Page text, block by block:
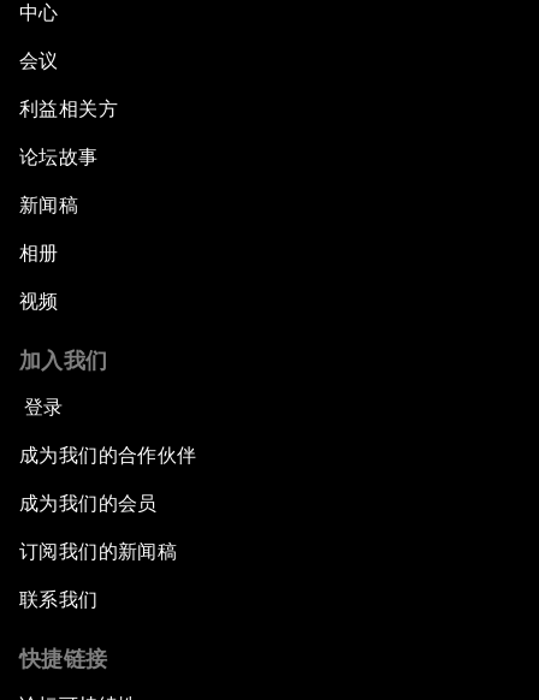
中心
会议
利益相关方
论坛故事
新闻稿
相册
视频
加入我们
登录
成为我们的合作伙伴
成为我们的会员
订阅我们的新闻稿
联系我们
快捷链接